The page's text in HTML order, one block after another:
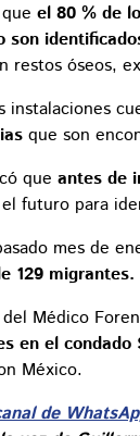
el 80 % de
son
restos óseos,
instalaciones
que son
que antes de
futuro para
mes de
129 migrantes.
Médico
en el condado
México.
de